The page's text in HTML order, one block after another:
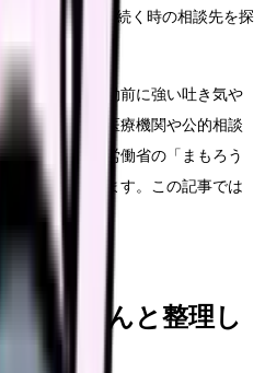
」
：つらさが続く時の相談先を探
まらない、出勤前に強い吐き気や
判断より先に医療機関や公的相談
ださい。厚生労働省の「まもろう
相談先を探せます。この記事では
ンゴさんと整理し